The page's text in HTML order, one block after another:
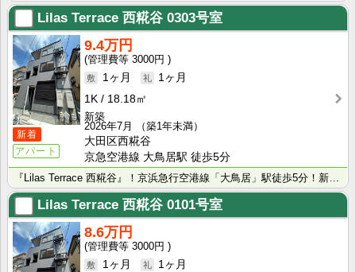
Lilas Terrace 西糀谷 0303号室
新着
アパート
9.4万円
3000円
1ヶ月
1ヶ月
1K
18.18㎡
新築
2026年7月
（築1年未満）
大田区西糀谷
京急空港線 大鳥居駅 徒歩5分
Lilas Terrace 西糀谷 0101号室
8.6万円
3000円
1ヶ月
1ヶ月